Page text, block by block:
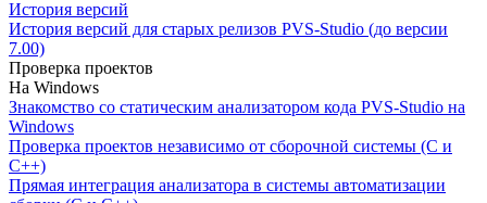
История версий
История версий для старых релизов PVS-Studio (до версии
7.00)
Проверка проектов
На Windows
Знакомство со статическим анализатором кода PVS-Studio на
Windows
Проверка проектов независимо от сборочной системы (C и
C++)
Прямая интеграция анализатора в системы автоматизации